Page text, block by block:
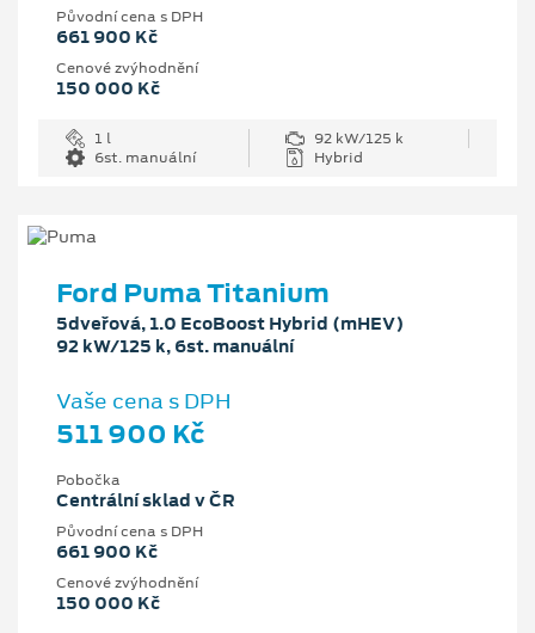
Původní cena s DPH
661 900 Kč
Cenové zvýhodnění
150 000 Kč
1 l
92 kW/125 k
6st. manuální
Hybrid
Ford Puma Titanium
5dveřová, 1.0 EcoBoost Hybrid (mHEV)
92 kW/125 k, 6st. manuální
Vaše cena s DPH
511 900 Kč
Pobočka
Centrální sklad v ČR
Původní cena s DPH
661 900 Kč
Cenové zvýhodnění
150 000 Kč